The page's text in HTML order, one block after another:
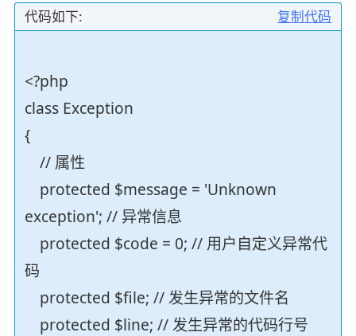
复制代码
代码如下:
<?php
class Exception
{
// 属性
protected $message = 'Unknown
exception'; // 异常信息
protected $code = 0; // 用户自定义异常代
码
protected $file; // 发生异常的文件名
protected $line; // 发生异常的代码行号